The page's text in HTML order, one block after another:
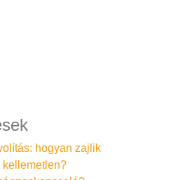
hogyan zajlik
kellemetlen?